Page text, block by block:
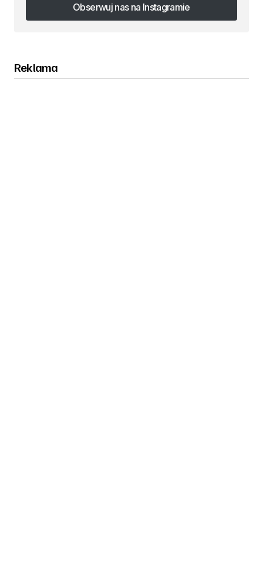
Obserwuj nas na Instagramie
Obserwuj nas na Instagramie
Reklama